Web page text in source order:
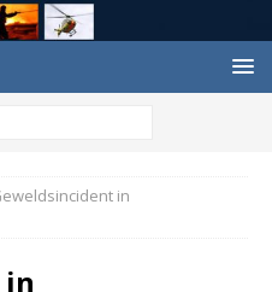
in